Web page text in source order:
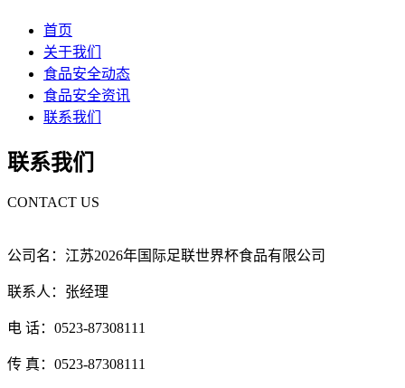
首页
关于我们
食品安全动态
食品安全资讯
联系我们
联系我们
CONTACT US
公司名：江苏2026年国际足联世界杯食品有限公司
联系人：张经理
电 话：0523-87308111
传 真：0523-87308111